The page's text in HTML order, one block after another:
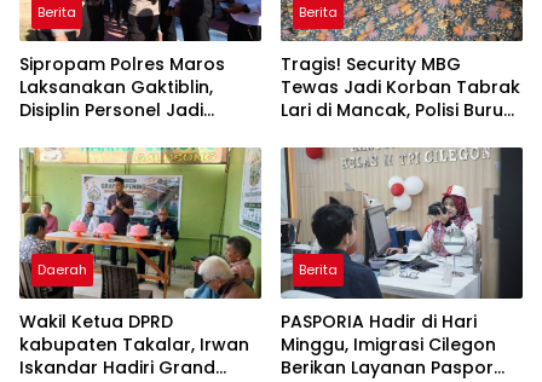
Berita
Sipropam Polres Maros
Laksanakan Gaktiblin,
Disiplin Personel Jadi
Berita
Tragis! Security MBG
Tewas Jadi Korban Tabrak
Lari di Mancak, Polisi Buru
Kijang Innova
Daerah
Wakil Ketua DPRD
kabupaten Takalar, Irwan
Iskandar Hadiri Grand
Berita
PASPORIA Hadir di Hari
Minggu, Imigrasi Cilegon
Berikan Layanan Paspor